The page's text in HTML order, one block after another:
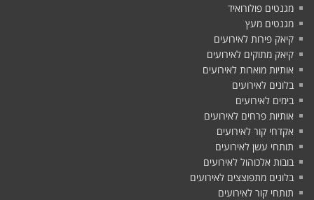
מגנטים פולורואיד
מגנטים מעץ
קיאק פירות לאירועים
קיאק מתוקים לאירועים
אותיות מוארות לאירועים
בלונים לאירועים
בימים לאירועים
אותיות פרחים לאירועים
אקדחי קור לאירועים
תותחי עשן לאירועים
בובות אלכוהול לאירועים
בלונים מתפוצצים לאירועים
תותחי קור לאירועים